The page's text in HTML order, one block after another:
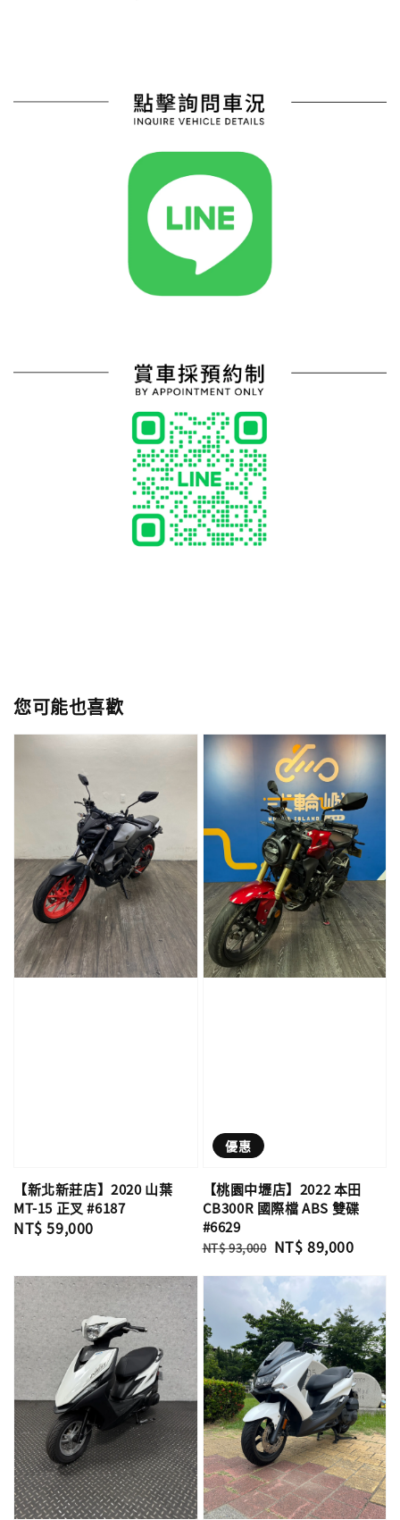
您可能也喜歡
【新北新莊店】2020 山葉
MT-15 正叉 #6187
Regular
NT$ 59,000
優惠
【桃園中壢店】2022 本田
CB300R 國際檔 ABS 雙碟
#6629
Regular
NT$ 93,000 Sale
NT$ 89,000